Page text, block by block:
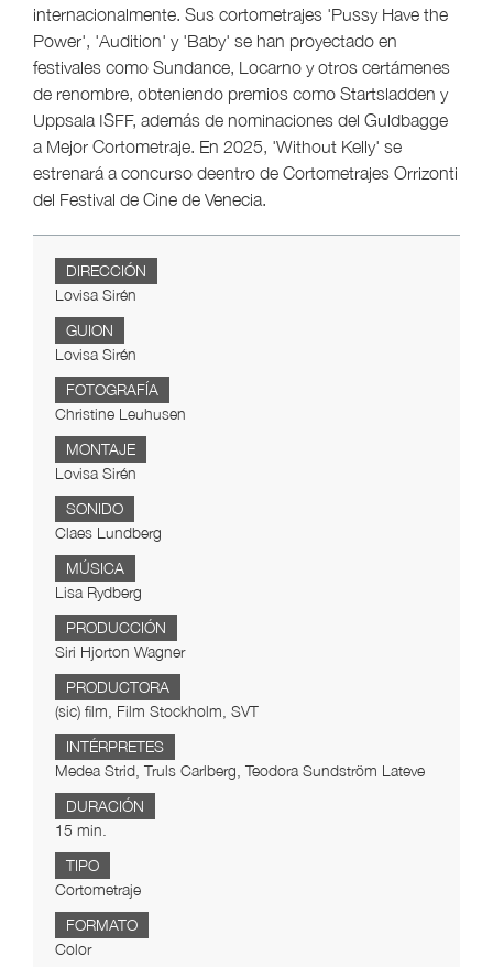
internacionalmente. Sus cortometrajes 'Pussy Have the
Power', 'Audition' y 'Baby' se han proyectado en
festivales como Sundance, Locarno y otros certámenes
de renombre, obteniendo premios como Startsladden y
Uppsala ISFF, además de nominaciones del Guldbagge
a Mejor Cortometraje. En 2025, 'Without Kelly' se
estrenará a concurso deentro de Cortometrajes Orrizonti
del Festival de Cine de Venecia.
DIRECCIÓN
Lovisa Sirén
GUION
Lovisa Sirén
FOTOGRAFÍA
Christine Leuhusen
MONTAJE
Lovisa Sirén
SONIDO
Claes Lundberg
MÚSICA
Lisa Rydberg
PRODUCCIÓN
Siri Hjorton Wagner
PRODUCTORA
(sic) film, Film Stockholm, SVT
INTÉRPRETES
Medea Strid, Truls Carlberg, Teodora Sundström Lateve
DURACIÓN
15 min.
TIPO
Cortometraje
FORMATO
Color